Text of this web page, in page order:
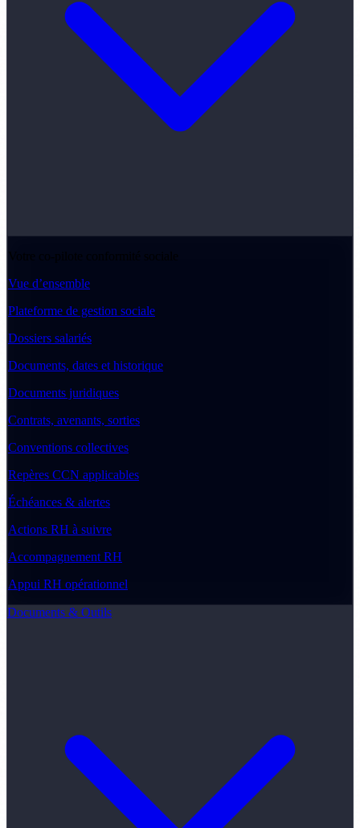
Votre co-pilote conformité sociale
Vue d’ensemble
Plateforme de gestion sociale
Dossiers salariés
Documents, dates et historique
Documents juridiques
Contrats, avenants, sorties
Conventions collectives
Repères CCN applicables
Échéances & alertes
Actions RH à suivre
Accompagnement RH
Appui RH opérationnel
Documents & Outils